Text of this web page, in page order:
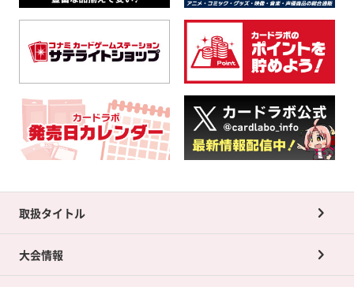
取扱タイトル
大会情報